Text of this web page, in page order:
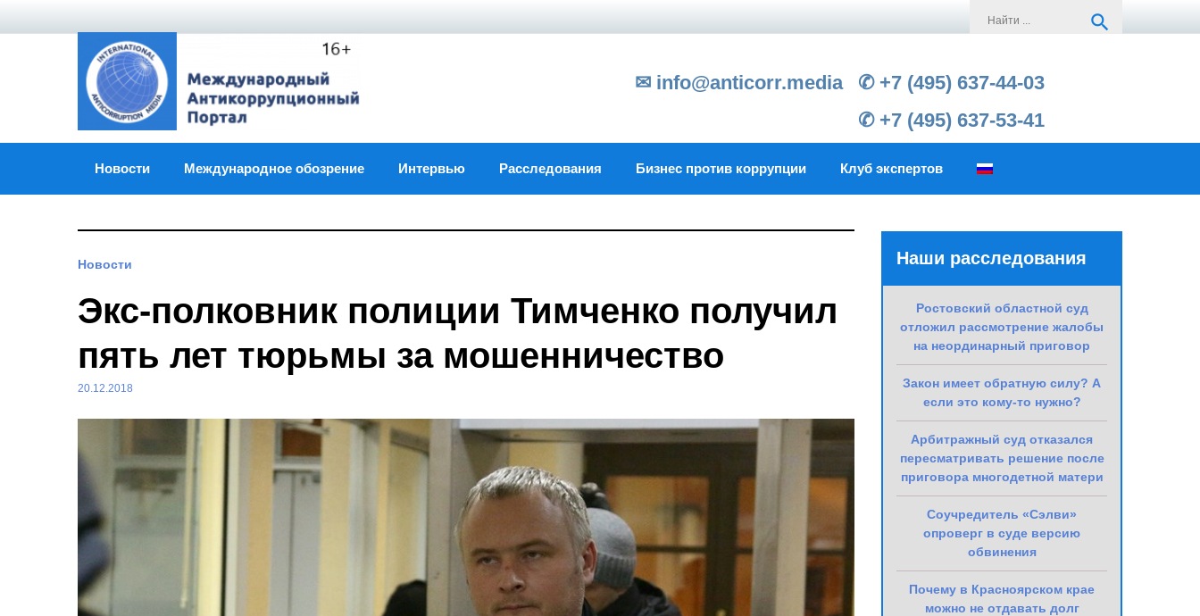
search
✉ info@anticorr.media
✆ +7 (495) 637-44-03
✆ +7 (495) 637-53-41
Новости Международное обозрение Интервью Расследования Бизнес против коррупции Клуб экспертов
Новости
Экс-полковник полиции Тимченко получил
пять лет тюрьмы за мошенничество
20.12.2018
Наши расследования
Ростовский областной суд
отложил рассмотрение жалобы
на неординарный приговор
Закон имеет обратную силу? А
если это кому-то нужно?
Арбитражный суд отказался
пересматривать решение после
приговора многодетной матери
Соучредитель «Сэлви»
опроверг в суде версию
обвинения
Почему в Красноярском крае
можно не отдавать долг